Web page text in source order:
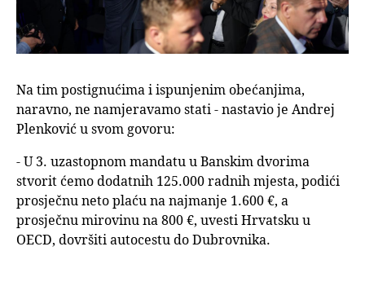
Na tim postignućima i ispunjenim obećanjima,
naravno, ne namjeravamo stati - nastavio je Andrej
Plenković u svom govoru:
- U 3. uzastopnom mandatu u Banskim dvorima
stvorit ćemo dodatnih 125.000 radnih mjesta, podići
prosječnu neto plaću na najmanje 1.600 €, a
prosječnu mirovinu na 800 €, uvesti Hrvatsku u
OECD, dovršiti autocestu do Dubrovnika.